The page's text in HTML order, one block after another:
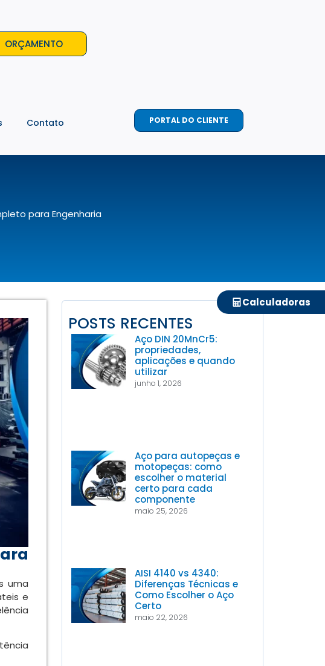
ORÇAMENTO
Contato PORTAL DO CLIENTE
para Engenharia
uma
e
POSTS RECENTES
Aço DIN 20MnCr5:
propriedades,
aplicações e quando
utilizar
junho 1, 2026
Aço para autopeças e
motopeças: como
escolher o material
certo para cada
componente
maio 25, 2026
AISI 4140 vs 4340:
Diferenças Técnicas e
Como Escolher o Aço
Certo
maio 22, 2026
Calculadoras